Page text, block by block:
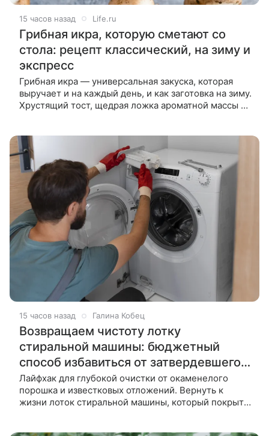
15 часов назад Life.ru
Грибная икра, которую сметают со
стола: рецепт классический, на зиму и
экспресс
Грибная икра — универсальная закуска, которая
выручает и на каждый день, и как заготовка на зиму.
Хрустящий тост, щедрая ложка ароматной массы —
15 часов назад Галина Кобец
Возвращаем чистоту лотку
стиральной машины: бюджетный
способ избавиться от затвердевшего
налета
Лайфхак для глубокой очистки от окаменелого
порошка и известковых отложений. Вернуть к
жизни лоток стиральной машины, который покрыт